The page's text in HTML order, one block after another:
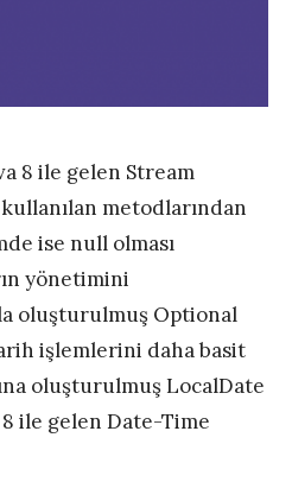
8 ile gelen Stream
metodlarından
ise null olması
yönetimini
oluşturulmuş Optional
işlemlerini daha basit
oluşturulmuş LocalDate
ile gelen Date-Time